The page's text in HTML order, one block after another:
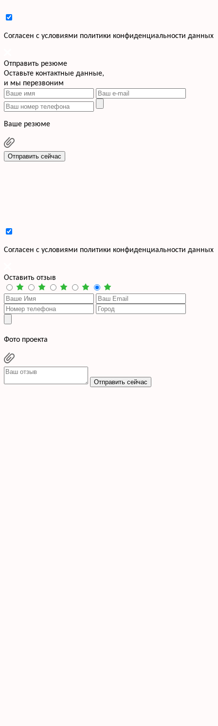
Cогласен с условиями политики конфиденциальности данных
Отправить резюме
Оставьте контактные данные,
и мы перезвоним
Ваше резюме
Отправить сейчас
Cогласен с условиями политики конфиденциальности данных
Оставить отзыв
Фото проекта
Отправить сейчас